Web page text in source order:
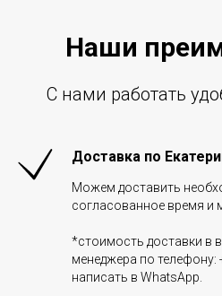
Наши
С нами работать
Доставка по
Можем доставить
согласованное время и
*стоимость доставки в
менеджера по
написать в WhatsApp.